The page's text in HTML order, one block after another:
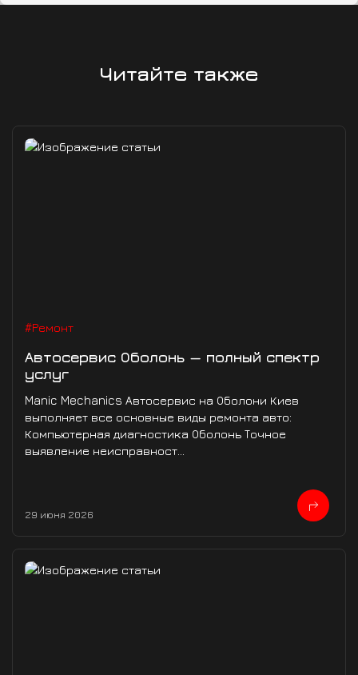
Читайте также
#Ремонт
Автосервис Оболонь — полный спектр
услуг
Manic Mechanics Автосервис на Оболони Киев
выполняет все основные виды ремонта авто:
Компьютерная диагностика Оболонь Точное
выявление неисправност...
29 июня 2026